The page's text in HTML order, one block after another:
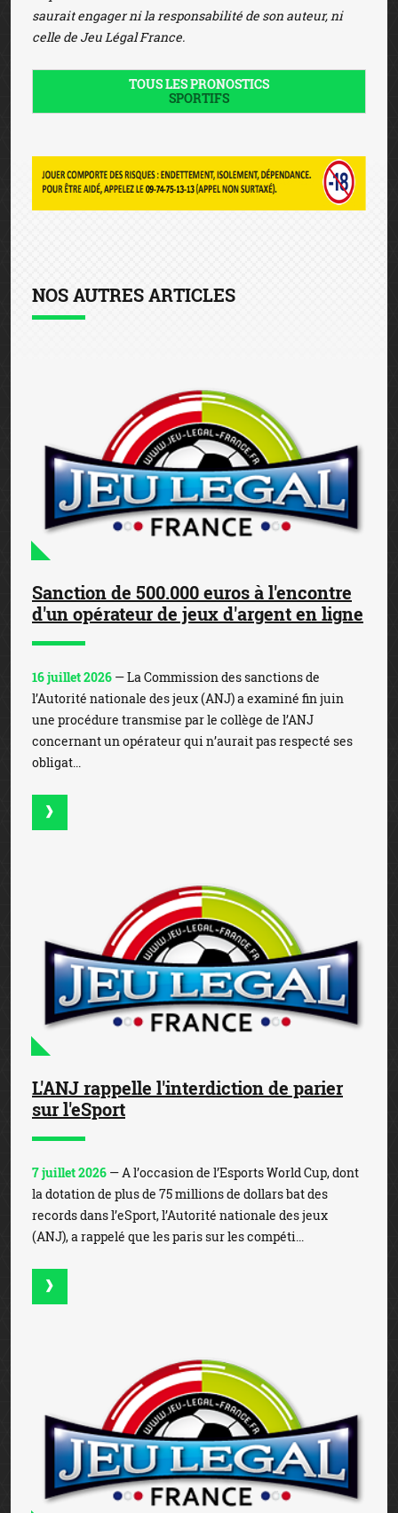
saurait engager ni la responsabilité de son auteur, ni
celle de Jeu Légal France.
TOUS LES PRONOSTICS
SPORTIFS
NOS AUTRES ARTICLES
Sanction de 500.000 euros à l'encontre
d'un opérateur de jeux d'argent en ligne
16 juillet 2026 — La Commission des sanctions de
l’Autorité nationale des jeux (ANJ) a examiné fin juin
une procédure transmise par le collège de l’ANJ
concernant un opérateur qui n’aurait pas respecté ses
obligat...
L'ANJ rappelle l'interdiction de parier
sur l'eSport
7 juillet 2026 — A l’occasion de l’Esports World Cup, dont
la dotation de plus de 75 millions de dollars bat des
records dans l’eSport, l’Autorité nationale des jeux
(ANJ), a rappelé que les paris sur les compéti...